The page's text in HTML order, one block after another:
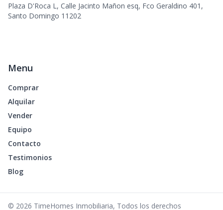
Plaza D'Roca L, Calle Jacinto Mañon esq, Fco Geraldino 401,
Santo Domingo 11202
Menu
Comprar
Alquilar
Vender
Equipo
Contacto
Testimonios
Blog
© 2026 TimeHomes Inmobiliaria, Todos los derechos